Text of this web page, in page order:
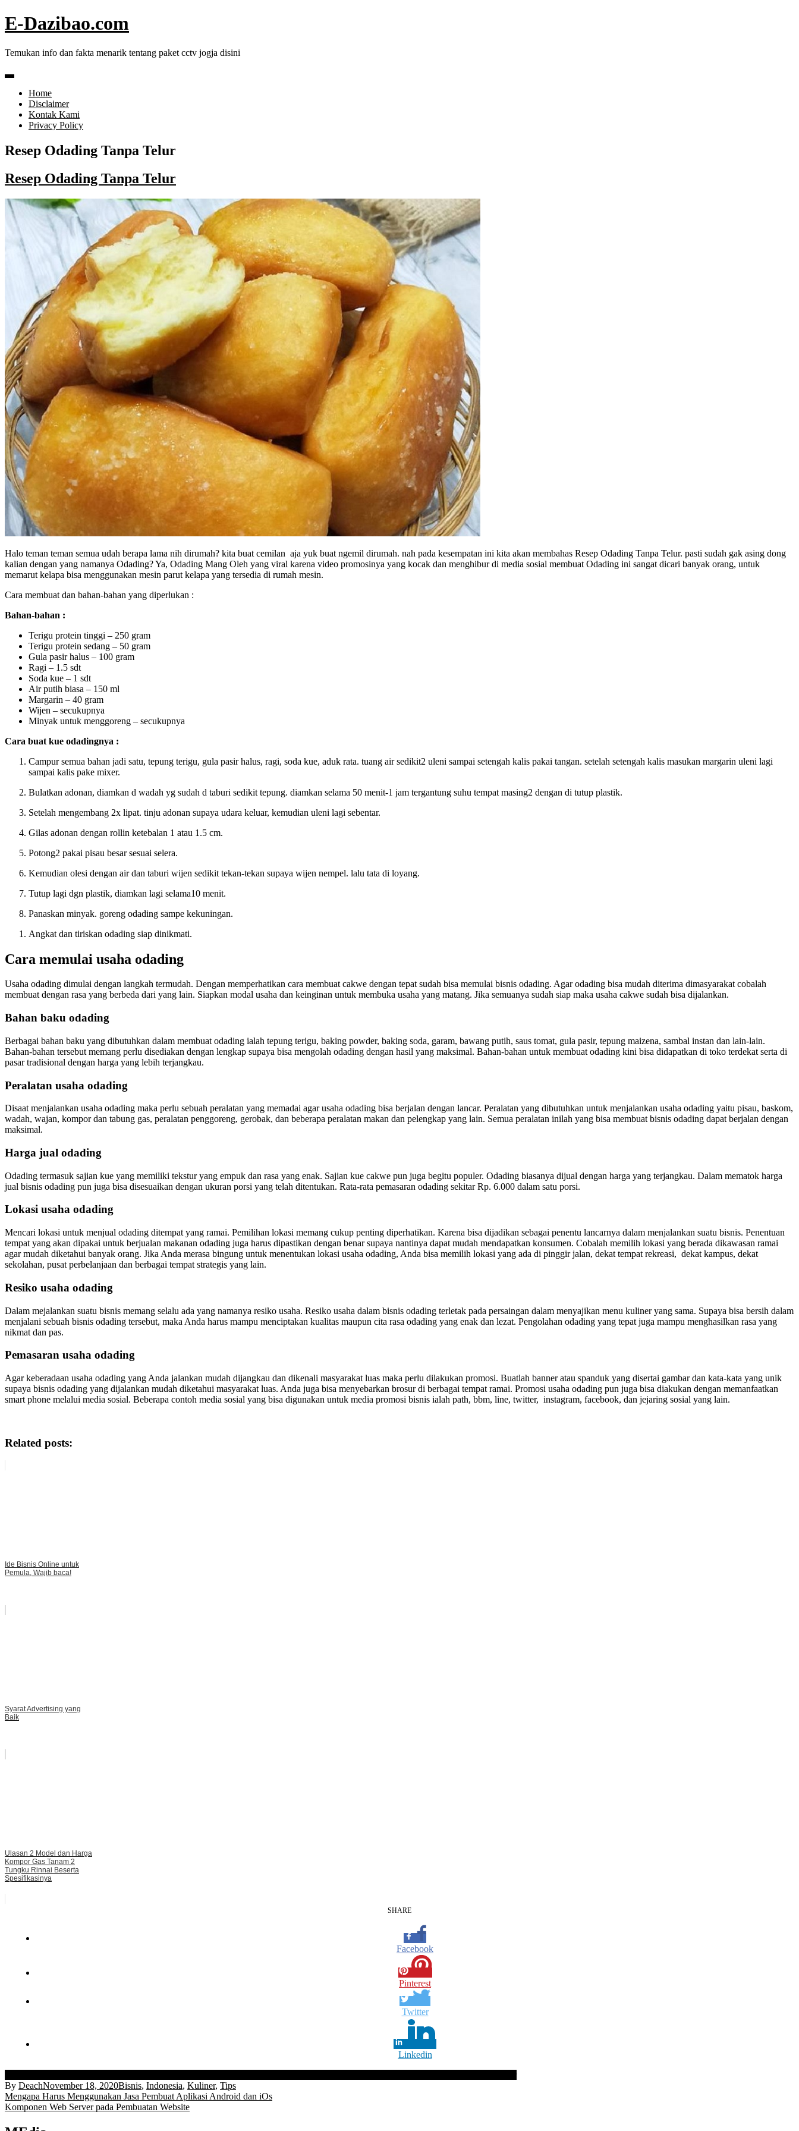
Skip
to
E-Dazibao.com
Temukan info dan fakta menarik tentang paket cctv jogja disini
Home
Disclaimer
Kontak Kami
Privacy Policy
Resep Odading Tanpa Telur
Resep Odading Tanpa Telur
Halo teman teman semua udah berapa lama nih dirumah? kita buat cemilan aja yuk buat ngemil dirumah. nah pada kesempatan ini kita akan membahas Resep Odading Tanpa Telur. pasti sudah gak asing dong
kalian dengan yang namanya Odading? Ya, Odading Mang Oleh yang viral karena video promosinya yang kocak dan menghibur di media sosial membuat Odading ini sangat dicari banyak orang, untuk
memarut kelapa bisa menggunakan mesin parut kelapa yang tersedia di rumah mesin.
Cara membuat dan bahan-bahan yang diperlukan :
Bahan-bahan :
Terigu protein tinggi – 250 gram
Terigu protein sedang – 50 gram
Gula pasir halus – 100 gram
Ragi – 1.5 sdt
Soda kue – 1 sdt
Air putih biasa – 150 ml
Margarin – 40 gram
Wijen – secukupnya
Minyak untuk menggoreng – secukupnya
Cara buat kue odadingnya :
Campur semua bahan jadi satu, tepung terigu, gula pasir halus, ragi, soda kue, aduk rata. tuang air sedikit2 uleni sampai setengah kalis pakai tangan. setelah setengah kalis masukan margarin uleni lagi
sampai kalis pake mixer.
Bulatkan adonan, diamkan d wadah yg sudah d taburi sedikit tepung. diamkan selama 50 menit-1 jam tergantung suhu tempat masing2 dengan di tutup plastik.
Setelah mengembang 2x lipat. tinju adonan supaya udara keluar, kemudian uleni lagi sebentar.
Gilas adonan dengan rollin ketebalan 1 atau 1.5 cm.
Potong2 pakai pisau besar sesuai selera.
Kemudian olesi dengan air dan taburi wijen sedikit tekan-tekan supaya wijen nempel. lalu tata di loyang.
Tutup lagi dgn plastik, diamkan lagi selama10 menit.
Panaskan minyak. goreng odading sampe kekuningan.
Angkat dan tiriskan odading siap dinikmati.
Cara memulai usaha odading
Usaha odading dimulai dengan langkah termudah. Dengan memperhatikan cara membuat cakwe dengan tepat sudah bisa memulai bisnis odading. Agar odading bisa mudah diterima dimasyarakat cobalah
membuat dengan rasa yang berbeda dari yang lain. Siapkan modal usaha dan keinginan untuk membuka usaha yang matang. Jika semuanya sudah siap maka usaha cakwe sudah bisa dijalankan.
Bahan baku odading
Berbagai bahan baku yang dibutuhkan dalam membuat odading ialah tepung terigu, baking powder, baking soda, garam, bawang putih, saus tomat, gula pasir, tepung maizena, sambal instan dan lain-lain.
Bahan-bahan tersebut memang perlu disediakan dengan lengkap supaya bisa mengolah odading dengan hasil yang maksimal. Bahan-bahan untuk membuat odading kini bisa didapatkan di toko terdekat serta di
pasar tradisional dengan harga yang lebih terjangkau.
Peralatan usaha odading
Disaat menjalankan usaha odading maka perlu sebuah peralatan yang memadai agar usaha odading bisa berjalan dengan lancar. Peralatan yang dibutuhkan untuk menjalankan usaha odading yaitu pisau, baskom,
wadah, wajan, kompor dan tabung gas, peralatan penggoreng, gerobak, dan beberapa peralatan makan dan pelengkap yang lain. Semua peralatan inilah yang bisa membuat bisnis odading dapat berjalan dengan
maksimal.
Harga jual odading
Odading termasuk sajian kue yang memiliki tekstur yang empuk dan rasa yang enak. Sajian kue cakwe pun juga begitu populer. Odading biasanya dijual dengan harga yang terjangkau. Dalam mematok harga
jual bisnis odading pun juga bisa disesuaikan dengan ukuran porsi yang telah ditentukan. Rata-rata pemasaran odading sekitar Rp. 6.000 dalam satu porsi.
Lokasi usaha odading
Mencari lokasi untuk menjual odading ditempat yang ramai. Pemilihan lokasi memang cukup penting diperhatikan. Karena bisa dijadikan sebagai penentu lancarnya dalam menjalankan suatu bisnis. Penentuan
tempat yang akan dipakai untuk berjualan makanan odading juga harus dipastikan dengan benar supaya nantinya dapat mudah mendapatkan konsumen. Cobalah memilih lokasi yang berada dikawasan ramai
agar mudah diketahui banyak orang. Jika Anda merasa bingung untuk menentukan lokasi usaha odading, Anda bisa memilih lokasi yang ada di pinggir jalan, dekat tempat rekreasi, dekat kampus, dekat
sekolahan, pusat perbelanjaan dan berbagai tempat strategis yang lain.
Resiko usaha odading
Dalam mejalankan suatu bisnis memang selalu ada yang namanya resiko usaha. Resiko usaha dalam bisnis odading terletak pada persaingan dalam menyajikan menu kuliner yang sama. Supaya bisa bersih dalam
menjalani sebuah bisnis odading tersebut, maka Anda harus mampu menciptakan kualitas maupun cita rasa odading yang enak dan lezat. Pengolahan odading yang tepat juga mampu menghasilkan rasa yang
nikmat dan pas.
Pemasaran usaha odading
Agar keberadaan usaha odading yang Anda jalankan mudah dijangkau dan dikenali masyarakat luas maka perlu dilakukan promosi. Buatlah banner atau spanduk yang disertai gambar dan kata-kata yang unik
supaya bisnis odading yang dijalankan mudah diketahui masyarakat luas. Anda juga bisa menyebarkan brosur di berbagai tempat ramai. Promosi usaha odading pun juga bisa diakukan dengan memanfaatkan
smart phone melalui media sosial. Beberapa contoh media sosial yang bisa digunakan untuk media promosi bisnis ialah path, bbm, line, twitter, instagram, facebook, dan jejaring sosial yang lain.
Related posts:
Ide Bisnis Online untuk
Pemula, Wajib baca!
Syarat Advertising yang
Baik
Ulasan 2 Model dan Harga
Kompor Gas Tanam 2
Tungku Rinnai Beserta
Spesifikasinya
SHARE
Facebook
Pinterest
Twitter
Linkedin
By DeachNovember 18, 2020Bisnis, Indonesia, Kuliner, Tips
Post
navigation
Mengapa Harus Menggunakan Jasa Pembuat Aplikasi Android dan iOs
Komponen Web Server pada Pembuatan Website